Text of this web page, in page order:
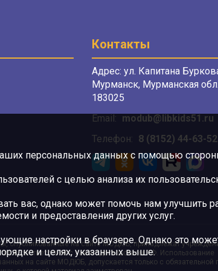
Контакты
Адрес: ул. Капитана
Мурманск, Мурманская
183025
Email: modub@libkids51.ru
Телефон: 8 (8152) 44-63-52
опубликованные на сайте МОДЮБ, принадлежат
в соответствии с законодательством РФ. Использование
на сайте МОДЮБ, допускается только с обязательной
персональных данных с помощью
с целью анализа их
вас, однако может помочь нам улучшить
и предоставления других услуг.
настройки в браузере. Однако это
и целях, указанных выше.